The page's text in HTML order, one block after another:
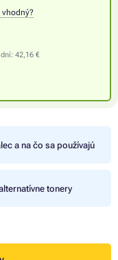
vhodný?
42,16 €
a na čo sa používajú
tonery